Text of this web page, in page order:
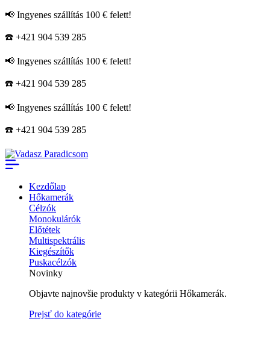
📢 Ingyenes szállítás 100 € felett!
☎️ +421 904 539 285
📢 Ingyenes szállítás 100 € felett!
☎️ +421 904 539 285
📢 Ingyenes szállítás 100 € felett!
☎️ +421 904 539 285
Kezdőlap
Hőkamerák
Célzók
Monokulárók
Előtétek
Multispektrális
Kiegészítők
Puskacélzók
Novinky
Objavte najnovšie produkty v kategórii Hőkamerák.
Prejsť do kategórie